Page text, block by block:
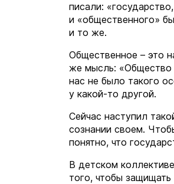
писали:
и «общественного»
и то же.
Общественное – это
же мысль: «Общество
нас не было такого
у какой-то другой.
Сейчас наступил
сознании своем.
понятно, что
В детском
того, чтобы